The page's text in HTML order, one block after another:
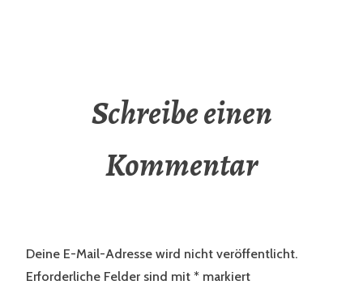
Schreibe einen
Kommentar
Deine E-Mail-Adresse wird nicht veröffentlicht.
Erforderliche Felder sind mit * markiert